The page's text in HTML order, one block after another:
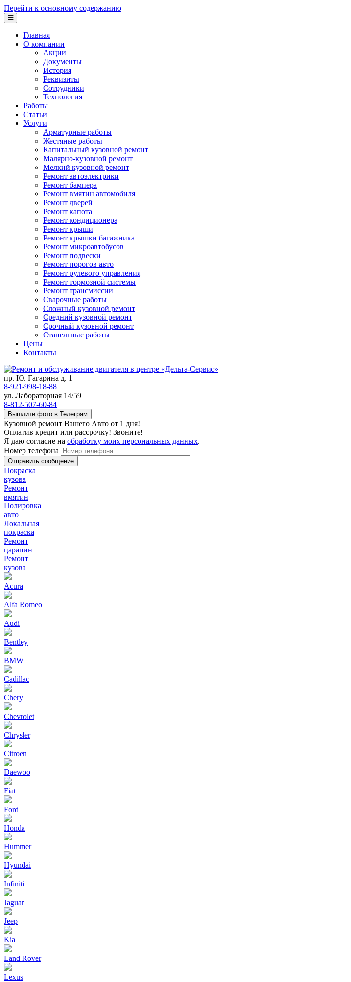
Перейти к основному содержанию
Главная
О компании
Акции
Документы
История
Реквизиты
Сотрудники
Технология
Работы
Статьи
Услуги
Арматурные работы
Жестяные работы
Капитальный кузовной ремонт
Малярно-кузовной ремонт
Мелкий кузовной ремонт
Ремонт автоэлектрики
Ремонт бампера
Ремонт вмятин автомобиля
Ремонт дверей
Ремонт капота
Ремонт кондиционера
Ремонт крыши
Ремонт крышки багажника
Ремонт микроавтобусов
Ремонт подвески
Ремонт порогов авто
Ремонт рулевого управления
Ремонт тормозной системы
Ремонт трансмиссии
Сварочные работы
Сложный кузовной ремонт
Средний кузовной ремонт
Срочный кузовной ремонт
Стапельные работы
Цены
Контакты
пр. Ю. Гагарина д. 1
8-921-998-18-88
ул. Лабораторная 14/59
8-812-507-60-84
Вышлите фото в Телеграм
Кузовной ремонт Вашего Авто от 1 дня!
Оплатив кредит или рассрочку! Звоните!
Я даю согласие на обработку моих персональных данных.
Номер телефона
Покраска
кузова
Ремонт
вмятин
Полировка
авто
Локальная
покраска
Ремонт
царапин
Ремонт
кузова
Acura
Alfa Romeo
Audi
Bentley
BMW
Cadillac
Chery
Chevrolet
Chrysler
Citroen
Daewoo
Fiat
Ford
Honda
Hummer
Hyundai
Infiniti
Jaguar
Jeep
Kia
Land Rover
Lexus